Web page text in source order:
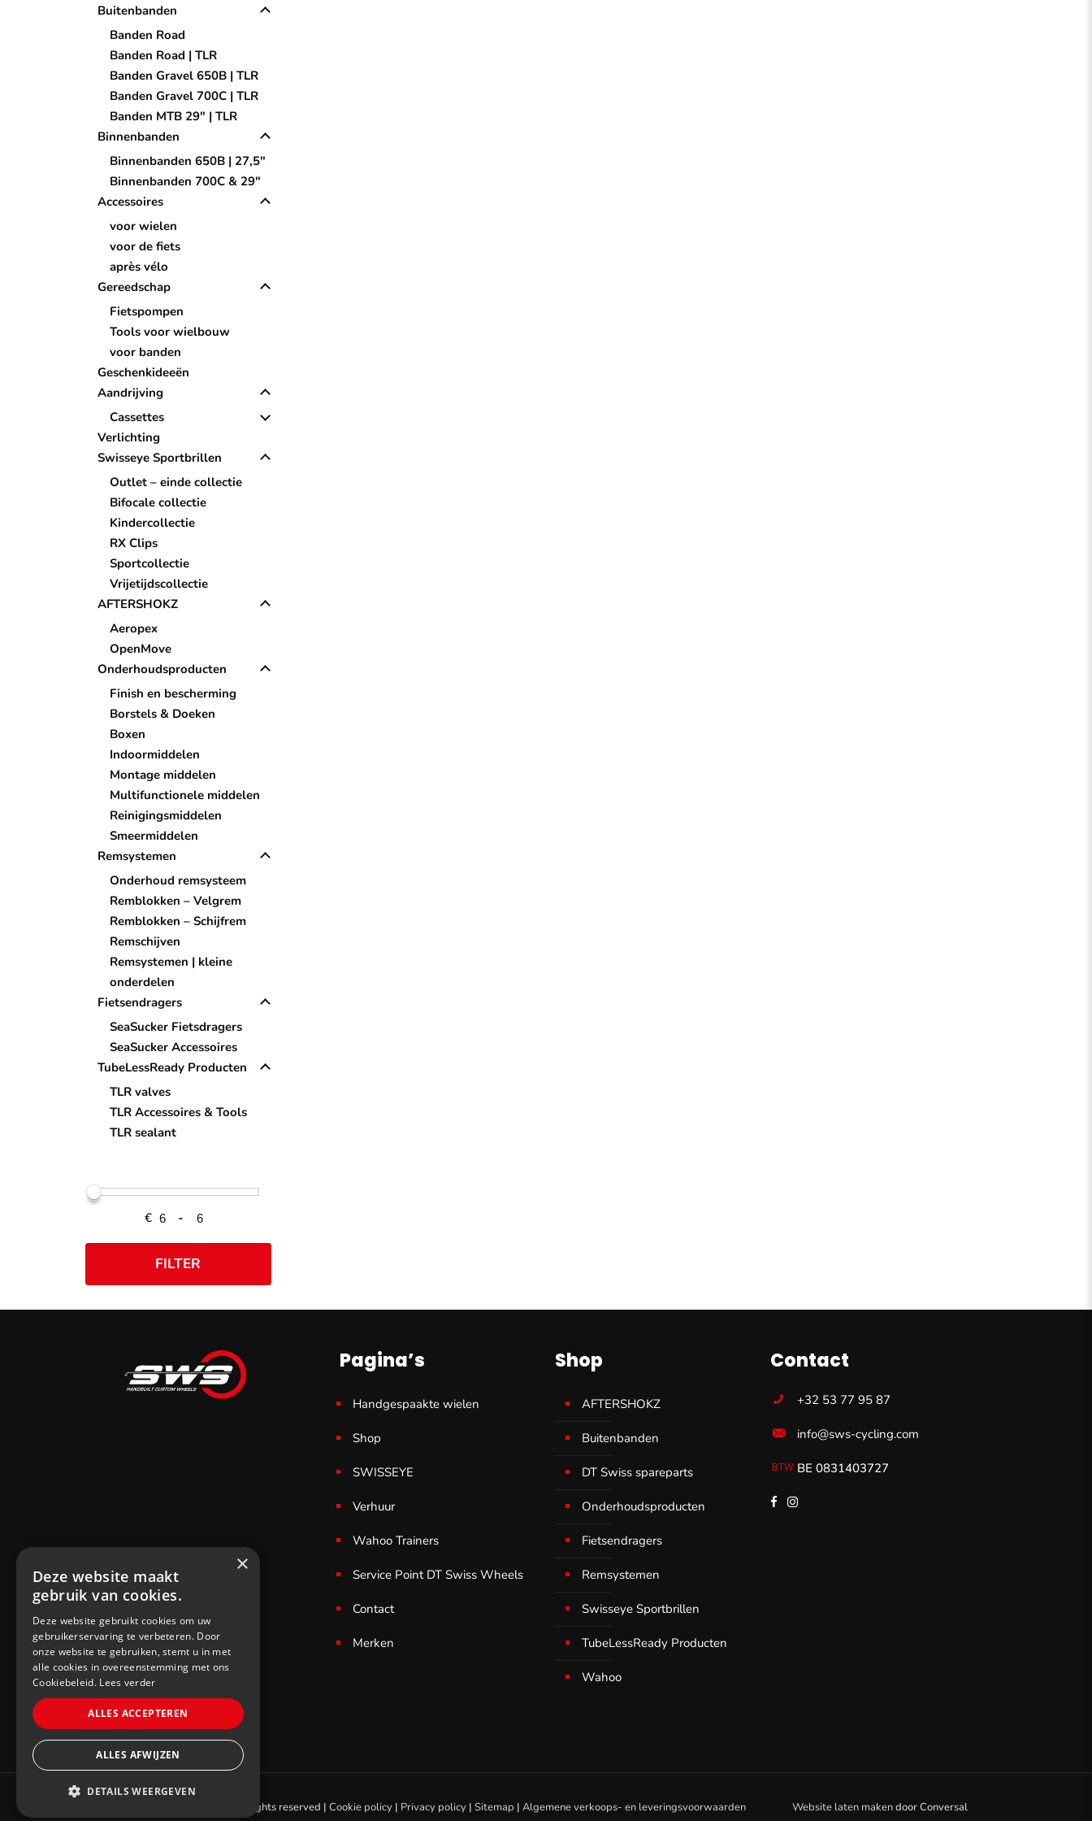
Buitenbanden
Banden Road
Banden Road | TLR
Banden Gravel 650B | TLR
Banden Gravel 700C | TLR
Banden MTB 29" | TLR
Binnenbanden
Binnenbanden 650B | 27,5"
Binnenbanden 700C & 29"
Accessoires
voor wielen
voor de fiets
après vélo
Gereedschap
Fietspompen
Tools voor wielbouw
voor banden
Geschenkideeën
Aandrijving
Cassettes
Verlichting
Swisseye Sportbrillen
Outlet – einde collectie
Bifocale collectie
Kindercollectie
RX Clips
Sportcollectie
Vrijetijdscollectie
AFTERSHOKZ
Aeropex
OpenMove
Onderhoudsproducten
Finish en bescherming
Borstels & Doeken
Boxen
Indoormiddelen
Montage middelen
Multifunctionele middelen
Reinigingsmiddelen
Smeermiddelen
Remsystemen
Onderhoud remsysteem
Remblokken – Velgrem
Remblokken – Schijfrem
Remschijven
Remsystemen | kleine
onderdelen
Fietsendragers
SeaSucker Fietsdragers
SeaSucker Accessoires
TubeLessReady Producten
TLR valves
TLR Accessoires & Tools
TLR sealant
€ -
FILTER
Pagina’s
Handgespaakte wielen
Shop
SWISSEYE
Verhuur
Wahoo Trainers
Service Point DT Swiss Wheels
Contact
Merken
Shop
AFTERSHOKZ
Buitenbanden
DT Swiss spareparts
Onderhoudsproducten
Fietsendragers
Remsystemen
Swisseye Sportbrillen
TubeLessReady Producten
Wahoo
Contact
+32 53 77 95 87
info@sws-cycling.com
BE 0831403727
Website laten makendoorConversal
© 2021 SWS Cycling. All rights reserved | Cookie policy| Privacy policy| Sitemap | Algemene verkoops- en leveringsvoorwaarden
×
Deze website maakt
gebruik van cookies.
Deze website gebruikt cookies om uw
gebruikerservaring te verbeteren. Door
onze website te gebruiken, stemt u in met
alle cookies in overeenstemming met ons
Cookiebeleid. Lees verder
ALLES ACCEPTEREN
ALLES AFWIJZEN
DETAILS WEERGEVEN